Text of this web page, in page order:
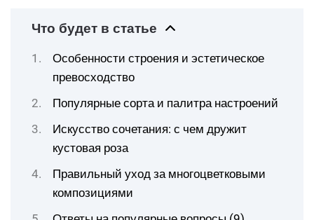
Что будет в статье
Особенности строения и эстетическое
превосходство
Популярные сорта и палитра настроений
Искусство сочетания: с чем дружит
кустовая роза
Правильный уход за многоцветковыми
композициями